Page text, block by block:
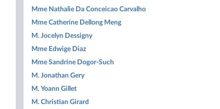
Mme Nathalie Da Conceicao Carvalho
Mme Catherine Dellong Meng
M. Jocelyn Dessigny
Mme Edwige Diaz
Mme Sandrine Dogor-Such
M. Jonathan Gery
M. Yoann Gillet
M. Christian Girard